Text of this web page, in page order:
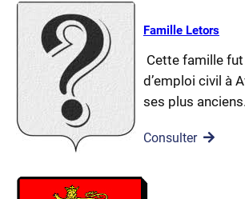
Famille Letors
Cette famille
d’emploi civil à
ses plus
Consulter